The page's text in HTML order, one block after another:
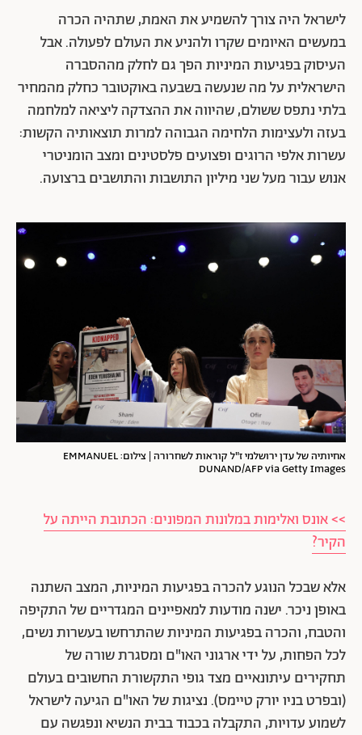
לישראל היה צורך להשמיע את האמת, שתהיה הכרה
במעשים האיומים שקרו ולהניע את העולם לפעולה. אבל
העיסוק בפגיעות המיניות הפך גם לחלק מההסברה
הישראלית על מה שנעשה בשבעה באוקטובר כחלק מהמחיר
בלתי נתפס ששולם, שהיווה את ההצדקה ליציאה למלחמה
בעזה ולעצימות הלחימה הגבוהה למרות תוצאותיה הקשות:
עשרות אלפי הרוגים ופצועים פלסטינים ומצב הומניטרי
אנוש עבור מעל שני מיליון התושבות והתושבים ברצועה.
אחיותיה של עדן ירושלמי ז"ל קוראות לשחרורה | צילום: EMMANUEL
DUNAND/AFP via Getty Images
>> אונס ואלימות במלונות המפונים: הכתובת הייתה על
הקיר?
אלא שבכל הנוגע להכרה בפגיעות המיניות, המצב השתנה
באופן ניכר. ישנה מודעות למאפיינים המגדריים של התקיפה
והטבח, והכרה בפגיעות המיניות שהתרחשו בעשרות נשים,
לכל הפחות, על ידי ארגוני האו"ם ומסגרת שורה של
תחקירים עיתונאיים מצד גופי התקשורת החשובים בעולם
(ובפרט בניו יורק טיימס). נציגות של האו"ם הגיעה לישראל
לשמוע עדויות, התקבלה בכבוד בבית הנשיא ונפגשה עם